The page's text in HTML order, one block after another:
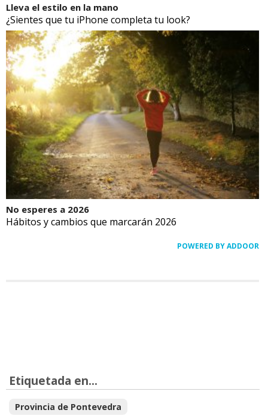
Lleva el estilo en la mano
¿Sientes que tu iPhone completa tu look?
No esperes a 2026
Hábitos y cambios que marcarán 2026
POWERED BY ADDOOR
Etiquetada en...
Provincia de Pontevedra